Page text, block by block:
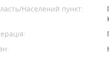
Населений пункт: